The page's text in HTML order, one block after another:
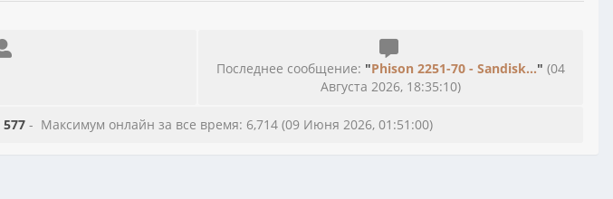
Последнее сообщение: "Phison 2251-70 - Sandisk..." (04
Августа 2026, 18:35:10)
577- Максимум онлайн за все время: 6,714 (09 Июня 2026, 01:51:00)